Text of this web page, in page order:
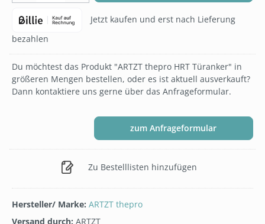
Jetzt kaufen und erst nach Lieferung
bezahlen
Du möchtest das Produkt "ARTZT thepro HRT Türanker" in
größeren Mengen bestellen, oder es ist aktuell ausverkauft?
Dann kontaktiere uns gerne über das Anfrageformular.
zum Anfrageformular
Zu Bestelllisten hinzufügen
Hersteller/ Marke: ARTZT thepro
Versand durch: ARTZT